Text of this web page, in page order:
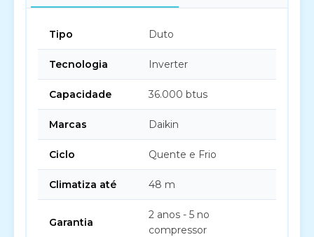
Tipo Duto
Tecnologia Inverter
Capacidade 36.000 btus
Marcas Daikin
Ciclo Quente e Frio
Climatiza até 48 m
Garantia
2 anos - 5 no
compressor